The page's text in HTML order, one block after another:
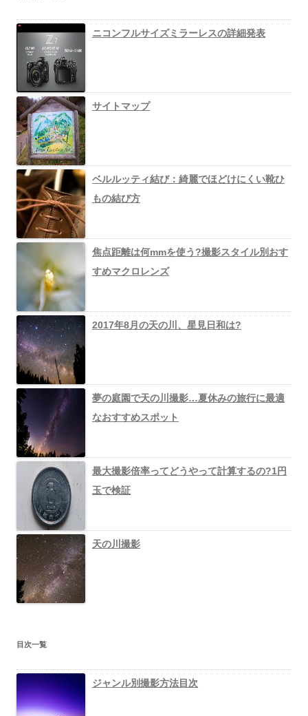
ニコンフルサイズミラーレスの詳細発表
サイトマップ
ベルルッティ結び：綺麗でほどけにくい靴ひ
もの結び方
焦点距離は何mmを使う?撮影スタイル別おす
すめマクロレンズ
2017年8月の天の川、星見日和は?
夢の庭園で天の川撮影…夏休みの旅行に最適
なおすすめスポット
最大撮影倍率ってどうやって計算するの?1円
玉で検証
天の川撮影
目次一覧
ジャンル別撮影方法目次